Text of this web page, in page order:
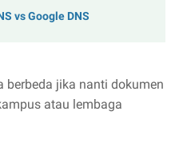
vs Google DNS
berbeda jika nanti dokumen
atau lembaga